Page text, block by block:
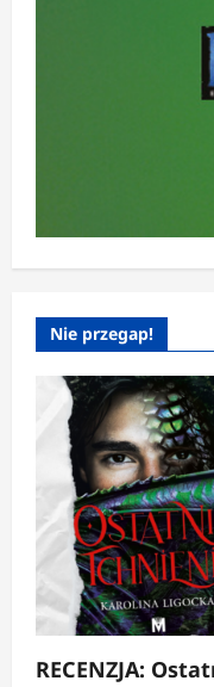
Nie przegap!
RECENZJA: